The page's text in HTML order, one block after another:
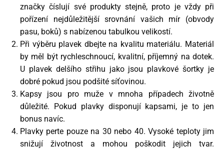
značky číslují své produkty stejně, proto je vždy při
pořízení nejdůležitější srovnání vašich mír (obvody
pasu, boků) s nabízenou tabulkou velikostí.
Při výběru plavek dbejte na kvalitu materiálu. Materiál
by měl být rychleschnoucí, kvalitní, příjemný na dotek.
U plavek delšího střihu jako jsou plavkové šortky je
dobré pokud jsou podšité síťovinou.
Kapsy jsou pro muže v mnoha případech životně
důležité. Pokud plavky disponují kapsami, je to jen
bonus navíc.
Plavky perte pouze na 30 nebo 40. Vysoké teploty jim
snižují životnost a mohou poškodit jejich tvar.